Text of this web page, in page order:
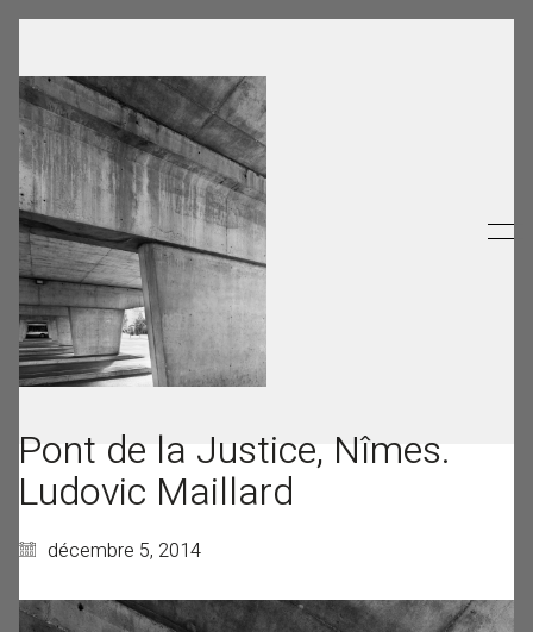
Pont de la Justice, Nîmes.
Ludovic Maillard
décembre 5, 2014